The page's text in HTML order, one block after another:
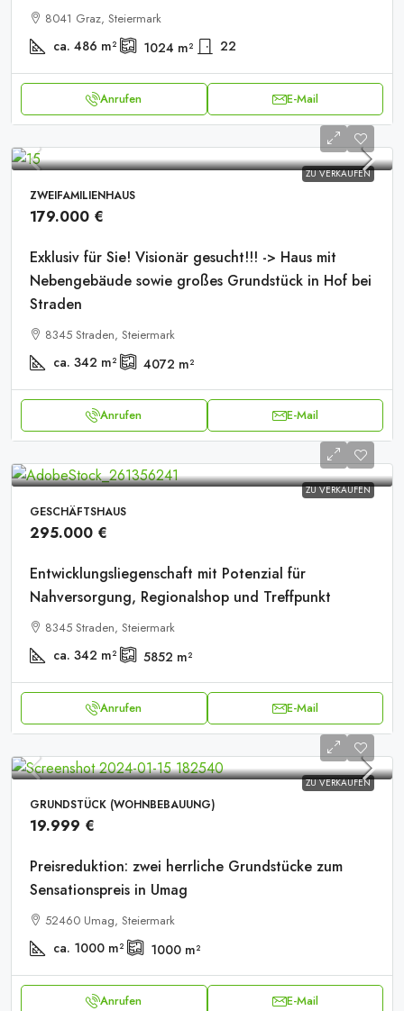
8041 Graz, Steiermark
ca. 486 m² 1024 m² 22
Anrufen E-Mail
ZU VERKAUFEN
ZWEIFAMILIENHAUS
179.000 €
Exklusiv für Sie! Visionär gesucht!!! -> Haus mit
Nebengebäude sowie großes Grundstück in Hof bei
Straden
8345 Straden, Steiermark
ca. 342 m² 4072 m²
Anrufen E-Mail
ZU VERKAUFEN
GESCHÄFTSHAUS
295.000 €
Entwicklungsliegenschaft mit Potenzial für
Nahversorgung, Regionalshop und Treffpunkt
8345 Straden, Steiermark
ca. 342 m² 5852 m²
Anrufen E-Mail
ZU VERKAUFEN
GRUNDSTÜCK (WOHNBEBAUUNG)
19.999 €
Preisreduktion: zwei herrliche Grundstücke zum
Sensationspreis in Umag
52460 Umag, Steiermark
ca. 1000 m² 1000 m²
Anrufen E-Mail